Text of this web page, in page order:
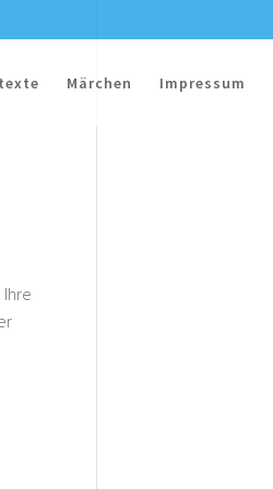
Märchen Impressum